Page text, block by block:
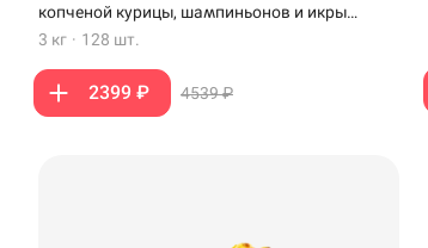
копченой курицы, шампиньонов и икры
масаго
3 кг · 128 шт.
2399 ₽ 4539 ₽